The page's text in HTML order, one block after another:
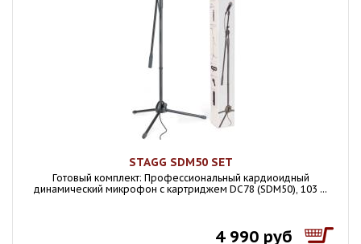
STAGG SDM50 SET
Готовый комплект: Профессиональный кардиоидный
динамический микрофон с картриджем DC78 (SDM50), 103 ...
4 990 руб